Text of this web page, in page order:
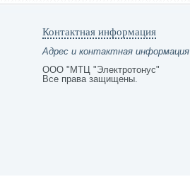
Контактная информация
Адрес и контактная информация
ООО "МТЦ "Электротонус"
Все права защищены.